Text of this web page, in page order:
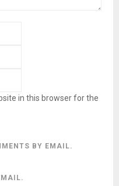
in this browser for the
BY EMAIL.